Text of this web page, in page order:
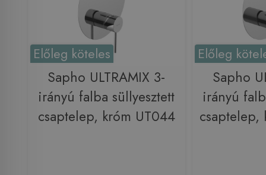
Előleg köteles
Sapho ULTRAMIX 3-
irányú falba süllyesztett
csaptelep, króm UT044
Előleg
Sapho
irányú
csaptelep,